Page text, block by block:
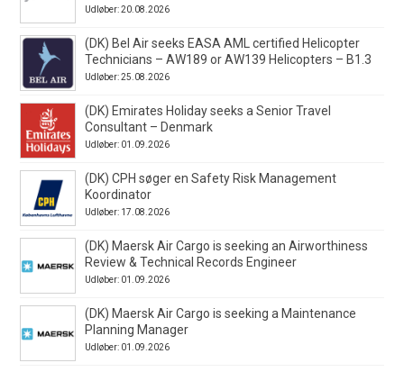
Udløber: 20.08.2026
(DK) Bel Air seeks EASA AML certified Helicopter
Technicians – AW189 or AW139 Helicopters – B1.3
Udløber: 25.08.2026
(DK) Emirates Holiday seeks a Senior Travel
Consultant – Denmark
Udløber: 01.09.2026
(DK) CPH søger en Safety Risk Management
Koordinator
Udløber: 17.08.2026
(DK) Maersk Air Cargo is seeking an Airworthiness
Review & Technical Records Engineer
Udløber: 01.09.2026
(DK) Maersk Air Cargo is seeking a Maintenance
Planning Manager
Udløber: 01.09.2026